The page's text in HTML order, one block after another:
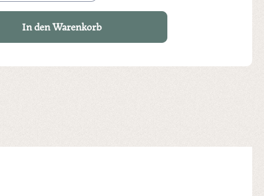
In den Warenkorb